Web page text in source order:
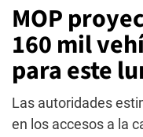
MOP
160 mil
para este
Las autoridades
en los accesos a la